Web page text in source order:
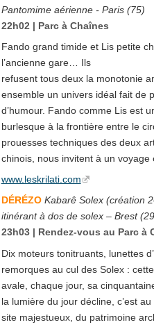
Pantomime aérienne - Paris (75)
22h02 | Parc à Chaînes
Fando grand timide et Lis petite
l’ancienne gare… Ils
refusent tous deux la monotonie
ensemble un univers idéal fait de
d’humour. Fando comme Lis est
burlesque à la frontière entre le
prouesses techniques des deux
chinois, nous invitent à un voyage
www.leskrilati.com
DÉRÉZO Kabarê Solex (création
itinérant à dos de solex – Brest
23h03 | Rendez-vous au Parc à
Dix moteurs tonitruants, lunettes
remorques au cul des Solex :
avale, chaque jour, sa
la lumière du jour décline, c’est
site majestueux, du patrimoine